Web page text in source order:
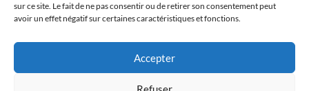
sur ce site. Le fait de ne pas consentir ou de retirer son consentement peut
avoir un effet négatif sur certaines caractéristiques et fonctions.
Accepter